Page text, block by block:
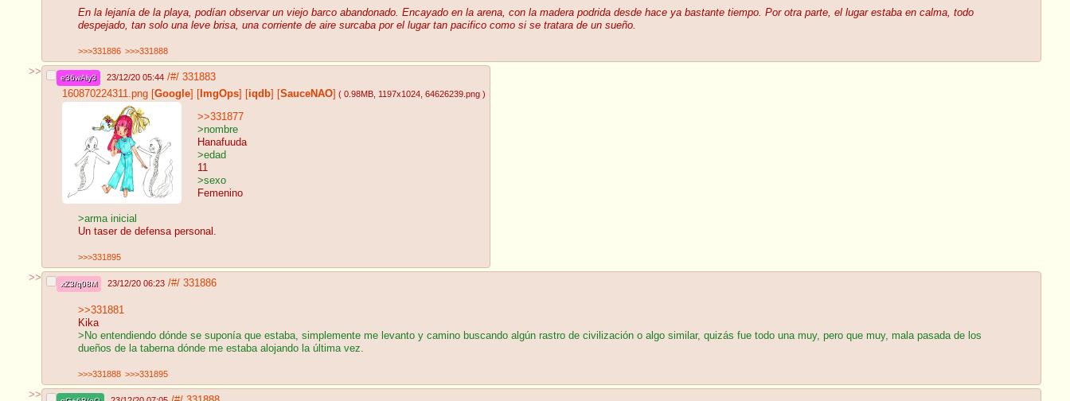
En la lejanía de la playa, podían observar un viejo barco abandonado. Encayado en la arena, con la madera podrida desde hace ya bastante tiempo. Por otra parte, el lugar estaba en calma, todo
despejado, tan solo una leve brisa, una corriente de aire surcaba por el lugar tan pacifico como si se tratara de un sueño.
>>>331886 >>>331888
>>
e36wAly3 23/12/20 05:44 /#/ 331883
160870224311.png Google ImgOps iqdb SauceNAO ( 0.98MB , 1197x1024 , 64626239.png )
>>331877
>nombre
Hanafuuda
>edad
11
>sexo
Femenino
>arma inicial
Un taser de defensa personal.
>>>331895
>>
xZ3/q08M 23/12/20 06:23 /#/ 331886
>>331881
Kika
>No entendiendo dónde se suponía que estaba, simplemente me levanto y camino buscando algún rastro de civilización o algo similar, quizás fue todo una muy, pero que muy, mala pasada de los
dueños de la taberna dónde me estaba alojando la última vez.
>>>331888 >>>331895
>>